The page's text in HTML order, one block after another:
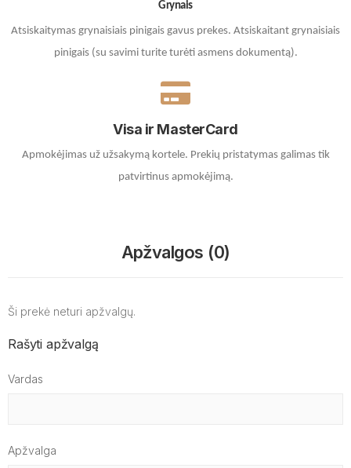
Grynais
Atsiskaitymas grynaisiais pinigais gavus prekes. Atsiskaitant grynaisiais
pinigais (su savimi turite turėti asmens dokumentą).
Visa ir MasterCard
Apmokėjimas už užsakymą kortele. Prekių pristatymas galimas tik
patvirtinus apmokėjimą.
Apžvalgos (0)
Ši prekė neturi apžvalgų.
Rašyti apžvalgą
Vardas
Apžvalga